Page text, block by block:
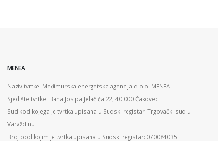
MENEA
Naziv tvrtke: Međimurska energetska agencija d.o.o. MENEA
Sjedište tvrtke: Bana Josipa Jelačića 22, 40 000 Čakovec
Sud kod kojega je tvrtka upisana u Sudski registar: Trgovački sud u
Varaždinu
Broj pod kojim je tvrtka upisana u Sudski registar: 070084035